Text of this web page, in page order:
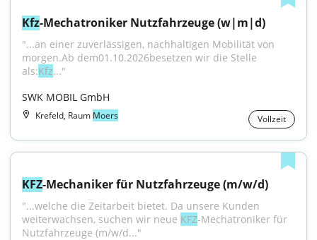
Kfz-Mechatroniker Nutzfahrzeuge (w|m|d)
"...an einer zuverlässigen, nachhaltigen Mobilität von
morgen.Ab dem01.10.2026besetzen wir die Stelle
als:Kfz..."
SWK MOBIL GmbH
Krefeld, Raum Moers Vollzeit
KFZ-Mechaniker für Nutzfahrzeuge (m/w/d)
"...welche die Zeitarbeit bietet. Da unsere Kunden
weiterwachsen, suchen wir neue KFZ-Mechatroniker für
Nutzfahrzeuge (m/w/d..."